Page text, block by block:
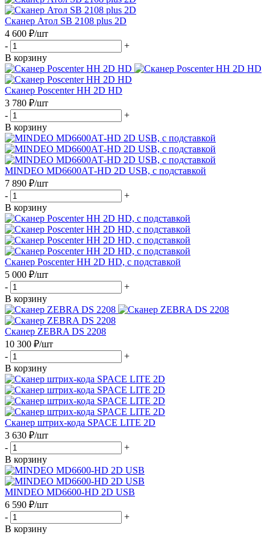
Сканер Атол SB 2108 plus 2D
4 600 ₽/шт
-
+
В корзину
Сканер Poscenter HH 2D HD
3 780 ₽/шт
-
+
В корзину
MINDEO MD6600АТ-HD 2D USB, с подставкой
7 890 ₽/шт
-
+
В корзину
Сканер Poscenter HH 2D HD, с подставкой
5 000 ₽/шт
-
+
В корзину
Сканер ZEBRA DS 2208
10 300 ₽/шт
-
+
В корзину
Сканер штрих-кода SPACE LITE 2D
3 630 ₽/шт
-
+
В корзину
MINDEO MD6600-HD 2D USB
6 590 ₽/шт
-
+
В корзину